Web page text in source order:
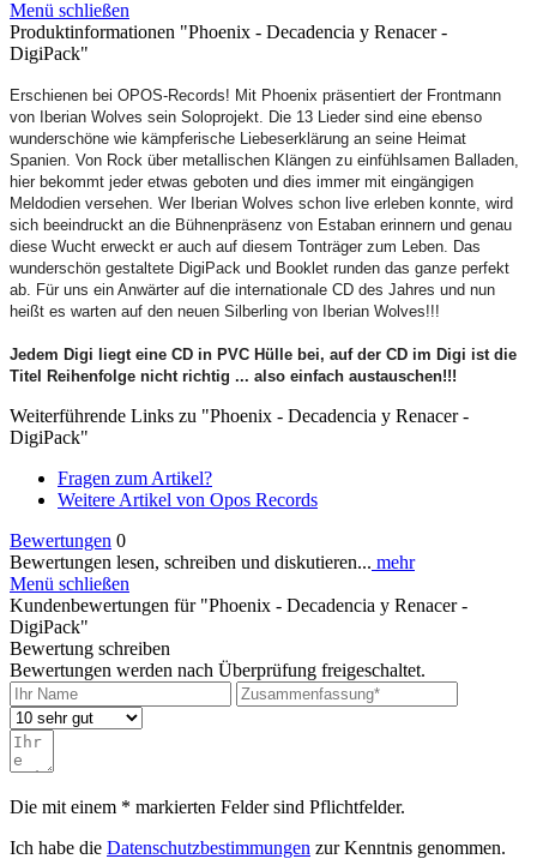
Menü schließen
Produktinformationen "Phoenix - Decadencia y Renacer -
DigiPack"
Erschienen bei OPOS-Records! Mit Phoenix präsentiert der Frontmann
von Iberian Wolves sein Soloprojekt. Die 13 Lieder sind eine ebenso
wunderschöne wie kämpferische Liebeserklärung an seine Heimat
Spanien. Von Rock über metallischen Klängen zu einfühlsamen Balladen,
hier bekommt jeder etwas geboten und dies immer mit eingängigen
Meldodien versehen. Wer Iberian Wolves schon live erleben konnte, wird
sich beeindruckt an die Bühnenpräsenz von Estaban erinnern und genau
diese Wucht erweckt er auch auf diesem Tonträger zum Leben. Das
wunderschön gestaltete DigiPack und Booklet runden das ganze perfekt
ab. Für uns ein Anwärter auf die internationale CD des Jahres und nun
heißt es warten auf den neuen Silberling von Iberian Wolves!!!
Jedem Digi liegt eine CD in PVC Hülle bei, auf der CD im Digi ist die
Titel Reihenfolge nicht richtig ... also einfach austauschen!!!
Weiterführende Links zu "Phoenix - Decadencia y Renacer -
DigiPack"
Fragen zum Artikel?
Weitere Artikel von Opos Records
Bewertungen 0
Bewertungen lesen, schreiben und diskutieren... mehr
Menü schließen
Kundenbewertungen für "Phoenix - Decadencia y Renacer -
DigiPack"
Bewertung schreiben
Bewertungen werden nach Überprüfung freigeschaltet.
Die mit einem * markierten Felder sind Pflichtfelder.
Ich habe die Datenschutzbestimmungen zur Kenntnis genommen.